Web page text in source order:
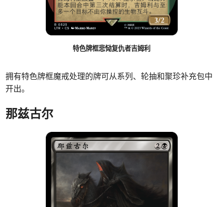
特色牌框悲恸复仇者吉姆利
拥有特色牌框魔戒处理的牌可从系列、轮抽和聚珍补充包中
开出。
那兹古尔